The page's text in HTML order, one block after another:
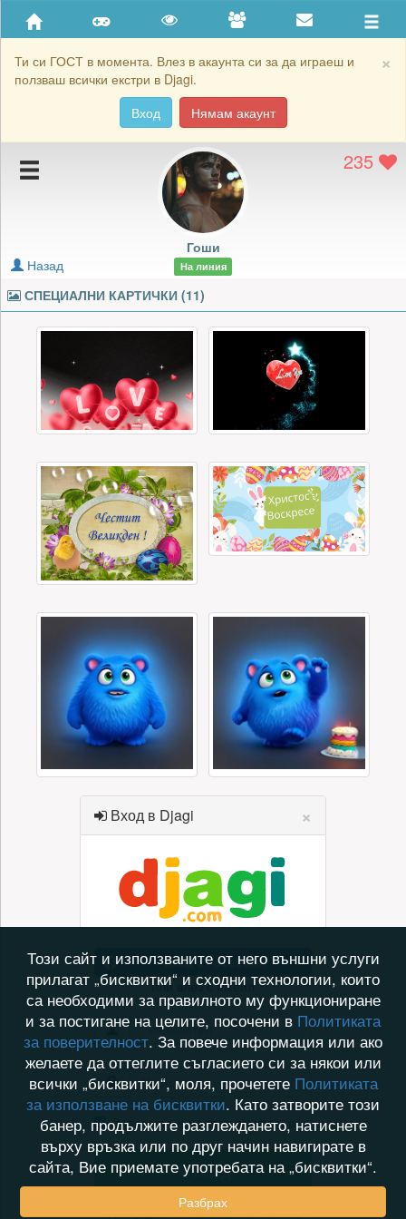
×
Ти си ГОСТ в момента. Влез в акаунта си за да играеш и
ползваш всички екстри в Djagi.
Вход
Нямам акаунт
Приятели
Хронология на игри
Подаръците на Гоши 235
Гоши
На линия
Назад
СПЕЦИАЛНИ КАРТИЧКИ (11)
Вход в Djagi ×
Вход с Facebook
или влез с имейл
Запомни ме на този компютър
Вход
Регистрация? Забравена парола ?
Този сайт и използваните от него външни услуги
прилагат „бисквитки“ и сходни технологии, които
са необходими за правилното му функциониране
и за постигане на целите, посочени в Политиката
за поверителност. За повече информация или ако
желаете да оттеглите съгласието си за някои или
всички „бисквитки“, моля, прочетете Политиката
за използване на бисквитки. Като затворите този
банер, продължите разглеждането, натиснете
върху връзка или по друг начин навигирате в
сайта, Вие приемате употребата на „бисквитки“.
Разбрах